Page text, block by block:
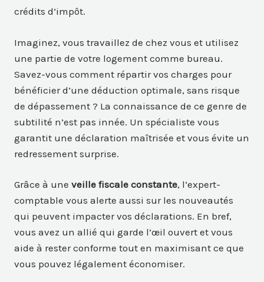
crédits d’impôt.
Imaginez, vous travaillez de chez vous et utilisez
une partie de votre logement comme bureau.
Savez-vous comment répartir vos charges pour
bénéficier d’une déduction optimale, sans risque
de dépassement ? La connaissance de ce genre de
subtilité n’est pas innée. Un spécialiste vous
garantit une déclaration maîtrisée et vous évite un
redressement surprise.
Grâce à uneveille fiscale constante, l’expert-
comptable vous alerte aussi sur les nouveautés
qui peuvent impacter vos déclarations. En bref,
vous avez un allié qui garde l’œil ouvert et vous
aide à rester conforme tout en maximisant ce que
vous pouvez légalement économiser.